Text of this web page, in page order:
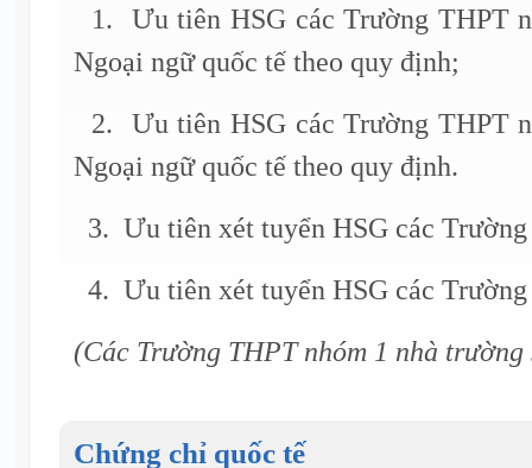
1. Ưu tiên HSG các Trường THPT
Ngoại ngữ quốc tế theo quy định;
2. Ưu tiên HSG các Trường THPT
Ngoại ngữ quốc tế theo quy định.
3. Ưu tiên xét tuyển HSG các
4. Ưu tiên xét tuyển HSG các
(Các Trường THPT nhóm 1 nhà trường
Chứng chỉ quốc tế